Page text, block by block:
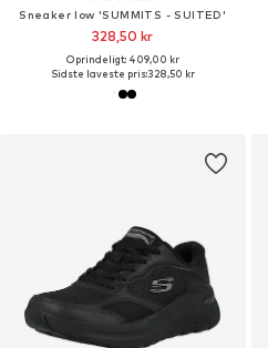
Sneaker low 'SUMMITS - SUITED'
328,50 kr
Oprindeligt: 409,00 kr
Sidste laveste pris:328,50 kr